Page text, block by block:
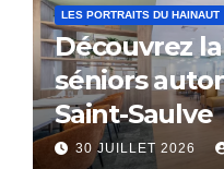
LES PORTRAITS DU HAINAUT
Découvrez
séniors
Saint-Saulve
30 JUILLET 2026